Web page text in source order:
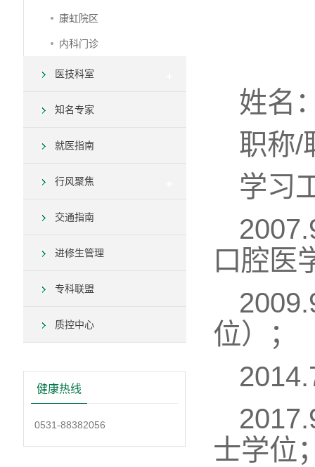
康虹院区
内科门诊
医技科室
知名专家
就医指南
行风聚焦
交通指南
进修生管理
专科联盟
质控中心
健康热线
0531-88382056
姓名
职称/
学习
口腔医
位）；
士学位